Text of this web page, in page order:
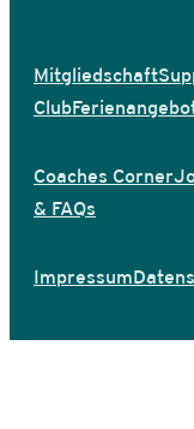
Mitgliedschaft
Club
Coaches Corner
& FAQs
Impressum